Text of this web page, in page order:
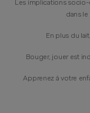
Les implications
dans
En plus du
Bouger, jouer est
Apprenez à votre